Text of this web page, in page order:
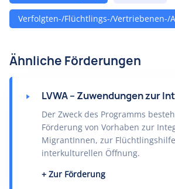
Verfolgten-/Flüchtlings-/Vertriebenen-/
Ähnliche Förderungen
LVWA – Zuwendungen zur
Der Zweck des Programms
Förderung von Vorhaben zur
MigrantInnen, zur
interkulturellen Öffnung.
Zur Förderung